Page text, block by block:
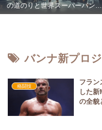
の道のりと世界スーパーバンタ
ム級統一戦の全貌」
バンナ新プロ
格闘技
フラン
した
の全貌